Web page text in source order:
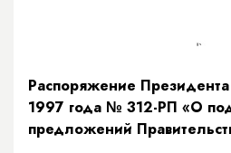
Распоряжение
1997 года № 312-РП «О
предложений